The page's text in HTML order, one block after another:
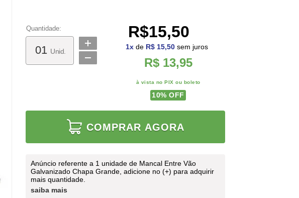
R$15,50
1xde R$ 15,50sem juros
R$ 13,95
à vista no PIX ou boleto
10% OFF
Quantidade:
Unid.
COMPRAR AGORA
Anúncio referente a 1 unidade de Mancal Entre Vão
Galvanizado Chapa Grande, adicione no (+) para adquirir
mais quantidade.
saiba mais